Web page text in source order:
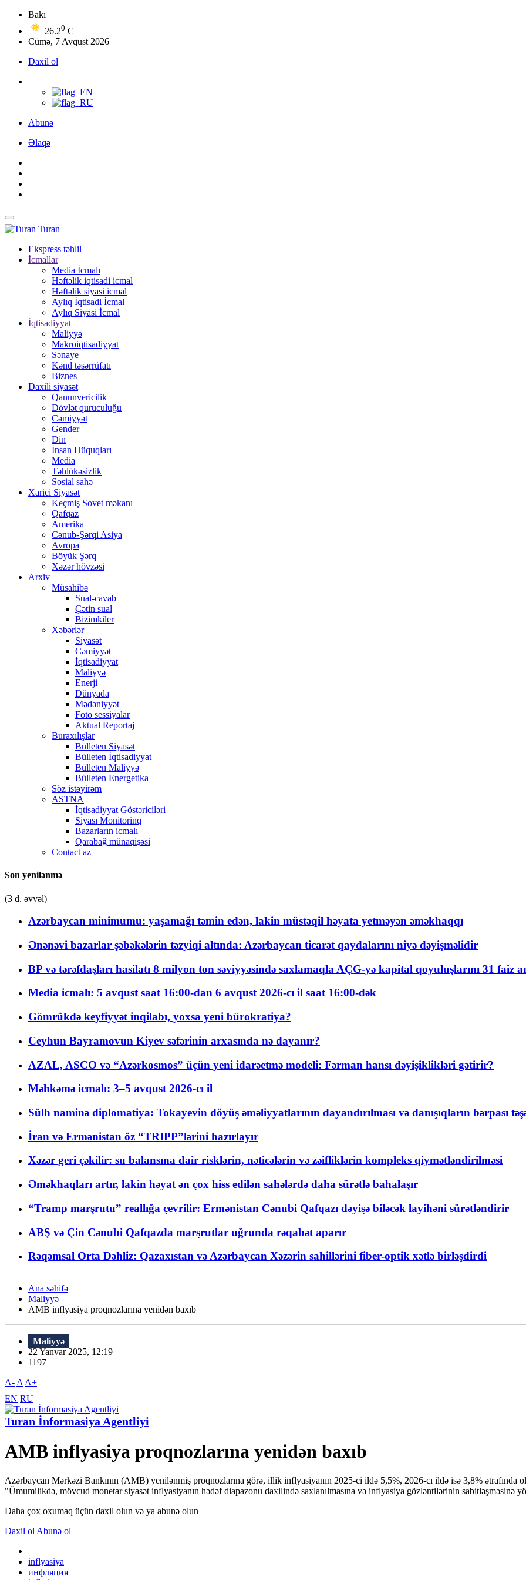
Bakı
26.20 C
Cümə, 7 Avqust 2026
Daxil ol
Abunə
Əlaqə
Turan
Ekspress təhlil
İcmallar
Media İcmalı
Həftəlik iqtisadi icmal
Həftəlik siyasi icmal
Aylıq İqtisadi İcmal
Aylıq Siyasi İcmal
İqtisadiyyat
Maliyyə
Makroiqtisadiyyat
Sənaye
Kənd təsərrüfatı
Biznes
Daxili siyasət
Qanunvericilik
Dövlət quruculuğu
Cəmiyyət
Gender
Din
İnsan Hüquqları
Media
Təhlükəsizlik
Sosial sahə
Xarici Siyasət
Keçmiş Sovet məkanı
Qafqaz
Amerika
Cənub-Şərqi Asiya
Avropa
Böyük Şərq
Xəzər hövzəsi
Arxiv
Müsahibə
Sual-cavab
Çətin sual
Bizimkiler
Xəbərlər
Siyasət
Cəmiyyət
İqtisadiyyat
Maliyyə
Enerji
Dünyada
Mədəniyyət
Foto sessiyalar
Aktual Reportaj
Buraxılışlar
Bülleten Siyasət
Bülleten İqtisadiyyat
Bülleten Maliyyə
Bülleten Energetika
Söz istəyirəm
ASTNA
İqtisadiyyat Göstəriciləri
Siyası Monitorinq
Bazarların icmalı
Qarabağ münaqişəsi
Contact az
Son yenilənmə
(3 d. əvvəl)
Azərbaycan minimumu: yaşamağı təmin edən, lakin müstəqil həyata yetməyən əməkhaqqı
Ənənəvi bazarlar şəbəkələrin təzyiqi altında: Azərbaycan ticarət qaydalarını niyə dəyişməlidir
BP və tərəfdaşları hasilatı 8 milyon ton səviyyəsində saxlamaqla AÇG-yə kapital qoyuluşlarını 31 faiz
Media icmalı: 5 avqust saat 16:00-dan 6 avqust 2026-cı il saat 16:00-dək
Gömrükdə keyfiyyət inqilabı, yoxsa yeni bürokratiya?
Ceyhun Bayramovun Kiyev səfərinin arxasında nə dayanır?
AZAL, ASCO və “Azərkosmos” üçün yeni idarəetmə modeli: Fərman hansı dəyişiklikləri gətirir?
Məhkəmə icmalı: 3–5 avqust 2026-cı il
Sülh naminə diplomatiya: Tokayevin döyüş əməliyyatlarının dayandırılması və danışıqların bərpası
İran və Ermənistan öz “TRIPP”lərini hazırlayır
Xəzər geri çəkilir: su balansına dair risklərin, nəticələrin və zəifliklərin kompleks qiymətləndirilməsi
Əməkhaqları artır, lakin həyat ən çox hiss edilən sahələrdə daha sürətlə bahalaşır
“Tramp marşrutu” reallığa çevrilir: Ermənistan Cənubi Qafqazı dəyişə biləcək layihəni sürətləndirir
ABŞ və Çin Cənubi Qafqazda marşrutlar uğrunda rəqabət aparır
Rəqəmsal Orta Dəhliz: Qazaxıstan və Azərbaycan Xəzərin sahillərini fiber-optik xətlə birləşdirdi
Ana səhifə
Maliyyə
AMB inflyasiya proqnozlarına yenidən baxıb
Maliyyə
22 Yanvar 2025, 12:19
1197
A- A A+
EN RU
Turan İnformasiya Agentliyi
AMB inflyasiya proqnozlarına yenidən baxıb
Azərbaycan Mərkəzi Bankının (AMB) yenilənmiş proqnozlarına görə, illik inflyasiyanın 2025-ci ildə 5,5%, 2026-cı ildə isə 3,8% ətrafında
"Ümumilikdə, mövcud monetar siyasət inflyasiyanın hədəf diapazonu daxilində saxlanılmasına və inflyasiya gözləntilərinin sabitləşməsinə
Daha çox oxumaq üçün daxil olun və ya abunə olun
Daxil ol Abunə ol
inflyasiya
инфляция